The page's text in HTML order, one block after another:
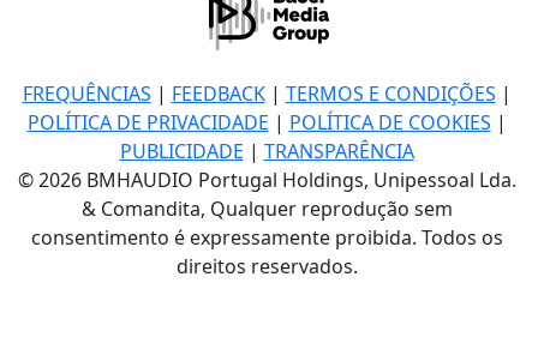
FREQUÊNCIAS | FEEDBACK| TERMOS E CONDIÇÕES |
POLÍTICA DE PRIVACIDADE | POLÍTICA DE COOKIES |
PUBLICIDADE | TRANSPARÊNCIA
© 2026 BMHAUDIO Portugal Holdings, Unipessoal Lda.
& Comandita, Qualquer reprodução sem
consentimento é expressamente proibida. Todos os
direitos reservados.